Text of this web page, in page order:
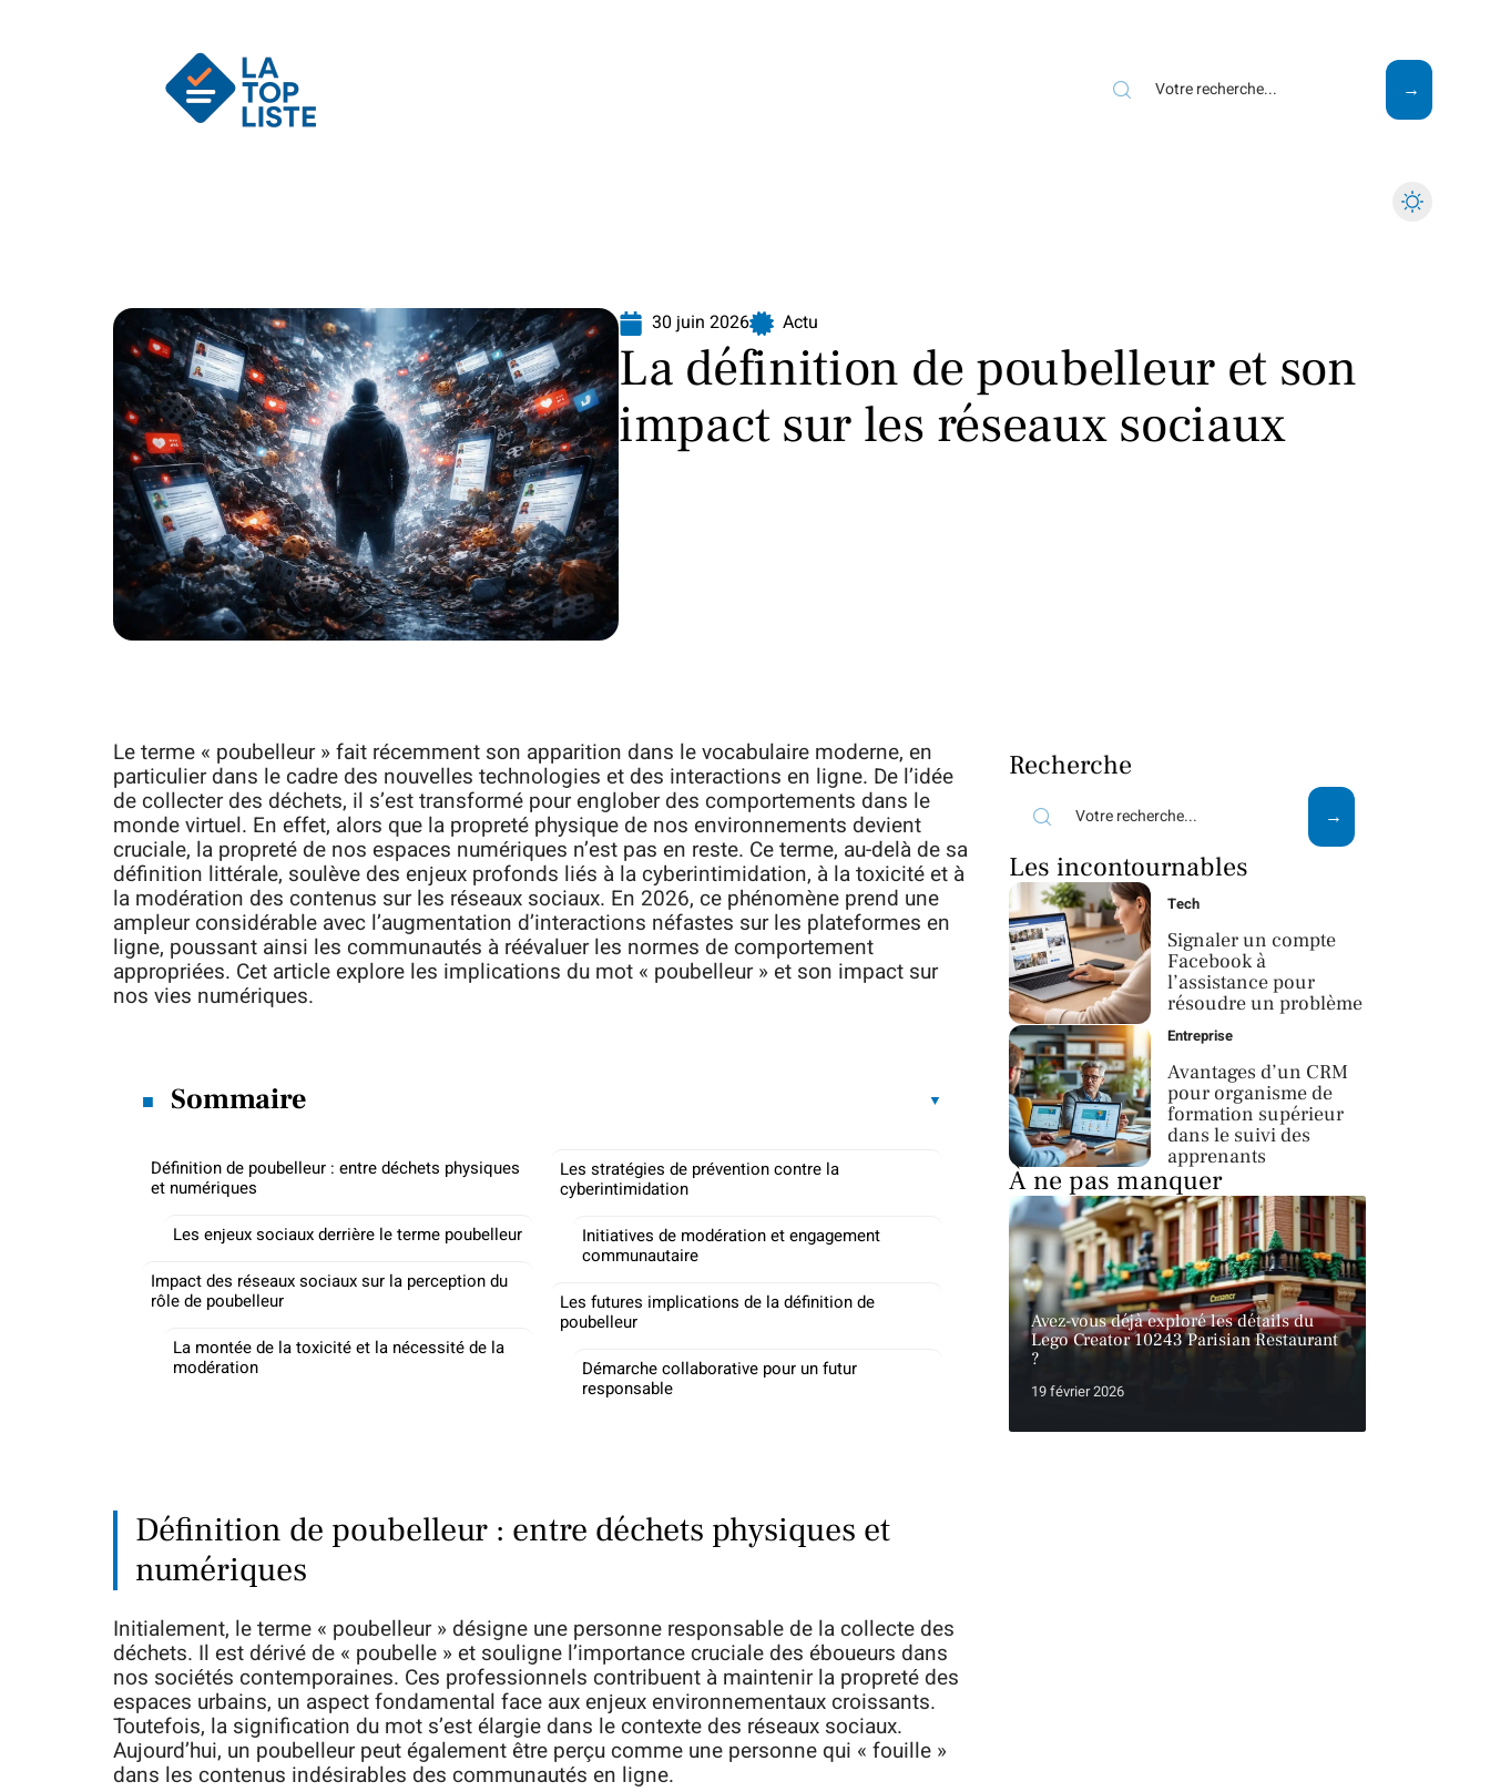
30 juin 2026 Actu
La définition de poubelleur et son
impact sur les réseaux sociaux
Le terme « poubelleur » fait récemment son apparition dans le vocabulaire moderne, en
particulier dans le cadre des nouvelles technologies et des interactions en ligne. De l’idée
de collecter des déchets, il s’est transformé pour englober des comportements dans le
monde virtuel. En effet, alors que la propreté physique de nos environnements devient
cruciale, la propreté de nos espaces numériques n’est pas en reste. Ce terme, au-delà de sa
définition littérale, soulève des enjeux profonds liés à la cyberintimidation, à la toxicité et à
la modération des contenus sur les réseaux sociaux. En 2026, ce phénomène prend une
ampleur considérable avec l’augmentation d’interactions néfastes sur les plateformes en
ligne, poussant ainsi les communautés à réévaluer les normes de comportement
appropriées. Cet article explore les implications du mot « poubelleur » et son impact sur
nos vies numériques.
Sommaire
Définition de poubelleur : entre déchets physiques
et numériques
Les enjeux sociaux derrière le terme poubelleur
Impact des réseaux sociaux sur la perception du
rôle de poubelleur
La montée de la toxicité et la nécessité de la
modération
Les stratégies de prévention contre la
cyberintimidation
Initiatives de modération et engagement
communautaire
Les futures implications de la définition de
poubelleur
Démarche collaborative pour un futur
responsable
Définition de poubelleur : entre déchets physiques et
numériques
Initialement, le terme « poubelleur » désigne une personne responsable de la collecte des
déchets. Il est dérivé de « poubelle » et souligne l’importance cruciale des éboueurs dans
nos sociétés contemporaines. Ces professionnels contribuent à maintenir la propreté des
espaces urbains, un aspect fondamental face aux enjeux environnementaux croissants.
Toutefois, la signification du mot s’est élargie dans le contexte des réseaux sociaux.
Aujourd’hui, un poubelleur peut également être perçu comme une personne qui « fouille »
dans les contenus indésirables des communautés en ligne.
Recherche
Les incontournables
Tech
Signaler un compte
Facebook à
l’assistance pour
résoudre un problème
Entreprise
Avantages d’un CRM
pour organisme de
formation supérieur
dans le suivi des
apprenants
À ne pas manquer
Avez-vous déjà exploré les détails du
Lego Creator 10243 Parisian Restaurant
?
19 février 2026